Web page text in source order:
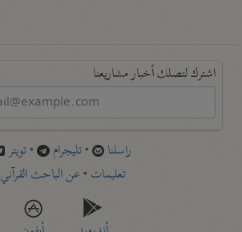
اشترك لتصلك أخبار مشاريعنا
راسلنا •تليجرام •تويتر
تعليمات •عن الباحث القرآني